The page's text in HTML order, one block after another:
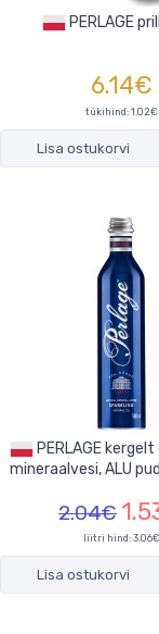
PERLAGE
6.14€
tükihind: 1.02€
Lisa ostukorvi
PERLAGE kergelt gaseeritud
mineraalvesi, ALU
2.04€
liitri hind: 3.06€
Lisa ostukorvi